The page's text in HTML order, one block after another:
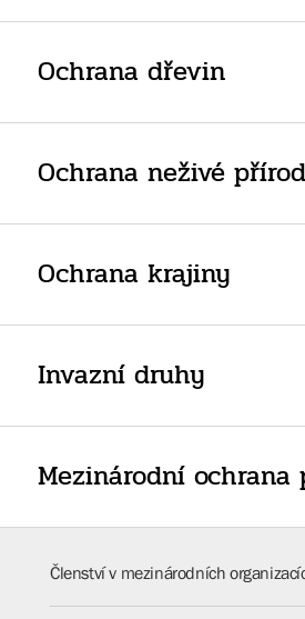
Ochrana dřevin
Ochrana neživé
Ochrana krajiny
Invazní druhy
Mezinárodní ochrana
Členství v mezinárodních